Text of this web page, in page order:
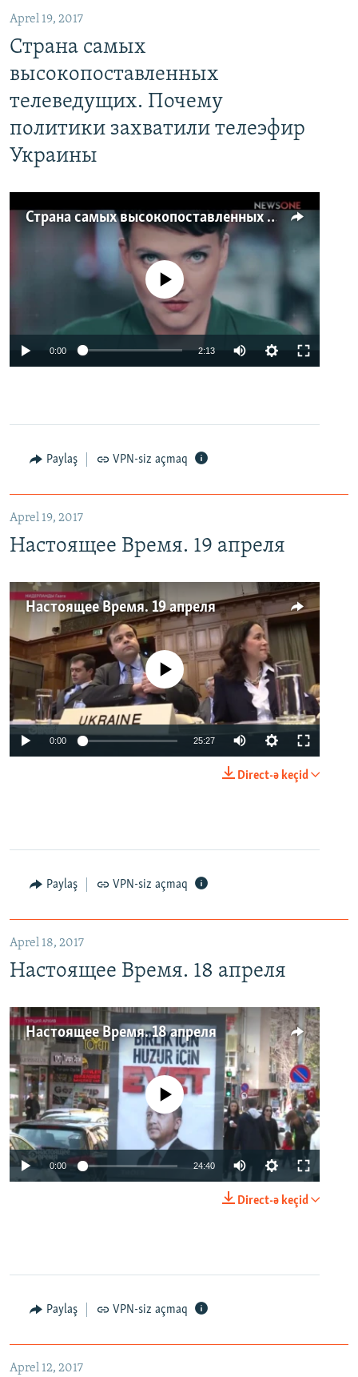
Aprel 19, 2017
Страна самых
высокопоставленных
телеведущих. Почему
политики захватили телеэфир
Украины
Страна самых высокопоставленных телеведущих. Почему политики захватили телеэфир Украины
No media source currently available
0:00 2:13
Paylaş VPN-siz açmaq
Aprel 19, 2017
Настоящее Время. 19 апреля
Настоящее Время. 19 апреля
No media source currently available
0:00 25:27
Direct-ə keçid
Paylaş VPN-siz açmaq
Aprel 18, 2017
Настоящее Время. 18 апреля
Настоящее Время. 18 апреля
No media source currently available
0:00 24:40
Direct-ə keçid
Paylaş VPN-siz açmaq
Aprel 12, 2017